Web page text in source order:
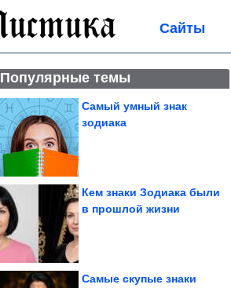
Сайты
Популярные темы
Самый умный знак
зодиака
Кем знаки Зодиака были
в прошлой жизни
Самые скупые знаки